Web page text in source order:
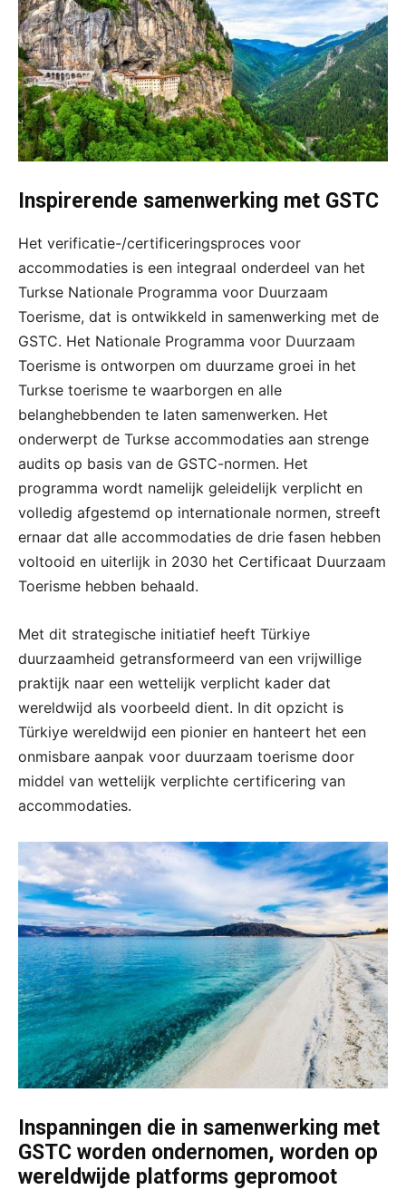
Inspirerende samenwerking met GSTC
Het verificatie-/certificeringsproces voor
accommodaties is een integraal onderdeel van het
Turkse Nationale Programma voor Duurzaam
Toerisme, dat is ontwikkeld in samenwerking met de
GSTC. Het Nationale Programma voor Duurzaam
Toerisme is ontworpen om duurzame groei in het
Turkse toerisme te waarborgen en alle
belanghebbenden te laten samenwerken. Het
onderwerpt de Turkse accommodaties aan strenge
audits op basis van de GSTC-normen. Het
programma wordt namelijk geleidelijk verplicht en
volledig afgestemd op internationale normen, streeft
ernaar dat alle accommodaties de drie fasen hebben
voltooid en uiterlijk in 2030 het Certificaat Duurzaam
Toerisme hebben behaald.
Met dit strategische initiatief heeft Türkiye
duurzaamheid getransformeerd van een vrijwillige
praktijk naar een wettelijk verplicht kader dat
wereldwijd als voorbeeld dient. In dit opzicht is
Türkiye wereldwijd een pionier en hanteert het een
onmisbare aanpak voor duurzaam toerisme door
middel van wettelijk verplichte certificering van
accommodaties.
Inspanningen die in samenwerking met
GSTC worden ondernomen, worden op
wereldwijde platforms gepromoot